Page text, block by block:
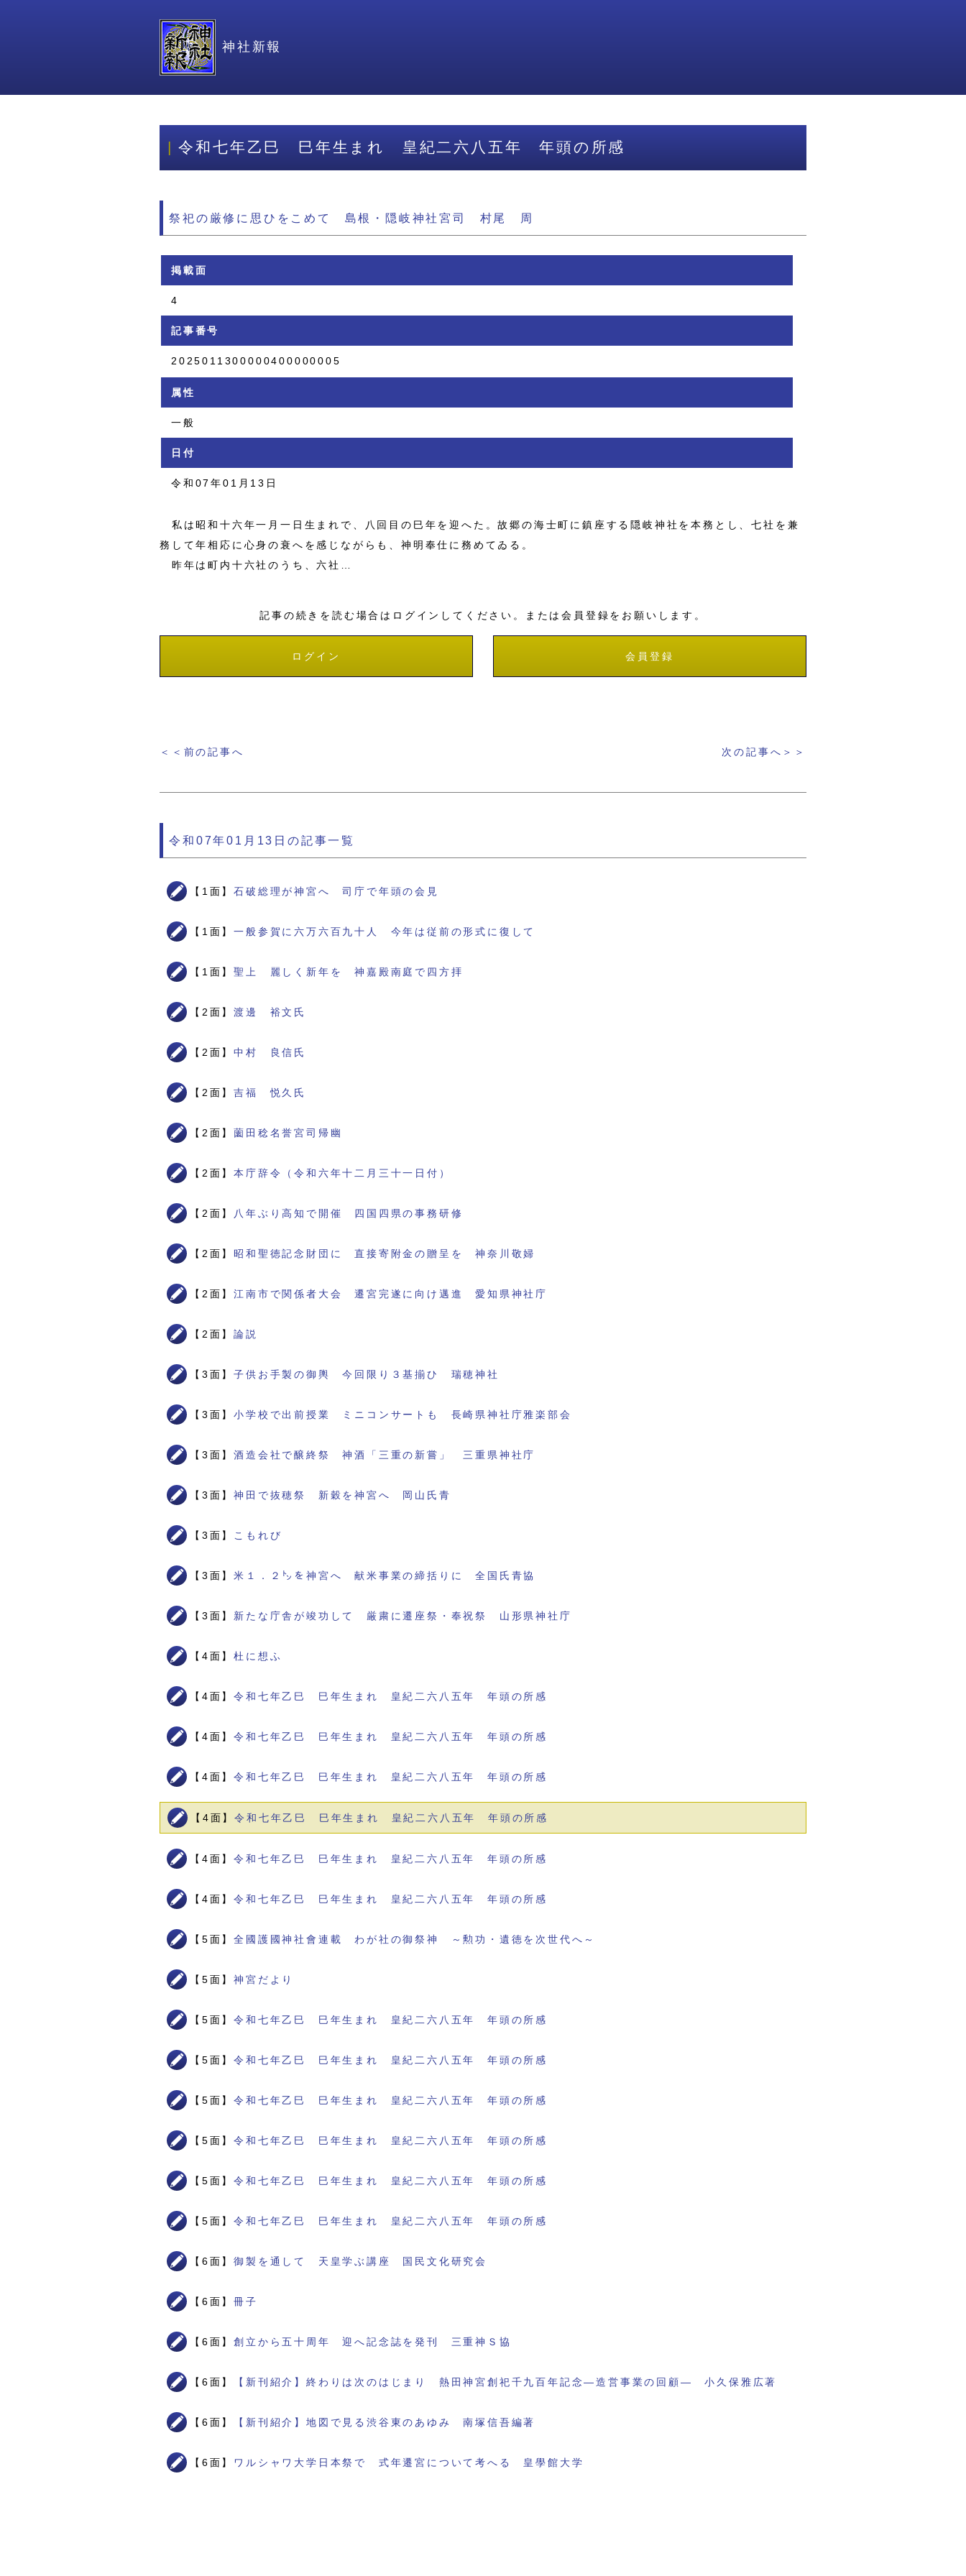
神社新報
令和七年乙巳 巳年生まれ 皇紀二六八五年 年頭の所感
祭祀の厳修に思ひをこめて 島根・隠岐神社宮司 村尾 周
掲載面
4
記事番号
2025011300000400000005
属性
一般
日付
令和07年01月13日
私は昭和十六年一月一日生まれで、八回目の巳年を迎へた。故郷の海士町に鎮座する隠岐神社を本務とし、七社を兼
務して年相応に心身の衰へを感じながらも、神明奉仕に務めてゐる。
昨年は町内十六社のうち、六社…
記事の続きを読む場合はログインしてください。または会員登録をお願いします。
ログイン 会員登録
＜＜前の記事へ 次の記事へ＞＞
令和07年01月13日の記事一覧
【1面】石破総理が神宮へ 司庁で年頭の会見
【1面】一般参賀に六万六百九十人 今年は従前の形式に復して
【1面】聖上 麗しく新年を 神嘉殿南庭で四方拝
【2面】渡邊 裕文氏
【2面】中村 良信氏
【2面】吉福 悦久氏
【2面】薗田稔名誉宮司帰幽
【2面】本庁辞令（令和六年十二月三十一日付）
【2面】 八年ぶり高知で開催 四国四県の事務研修
【2面】 昭和聖徳記念財団に 直接寄附金の贈呈を 神奈川敬婦
【2面】江南市で関係者大会 遷宮完遂に向け邁進 愛知県神社庁
【2面】論説
【3面】子供お手製の御輿 今回限り３基揃ひ 瑞穂神社
【3面】小学校で出前授業 ミニコンサートも 長崎県神社庁雅楽部会
【3面】酒造会社で醸終祭 神酒「三重の新嘗」 三重県神社庁
【3面】神田で抜穂祭 新穀を神宮へ 岡山氏青
【3面】 こもれび
【3面】米１．２㌧を神宮へ 献米事業の締括りに 全国氏青協
【3面】 新たな庁舎が竣功して 厳粛に遷座祭・奉祝祭 山形県神社庁
【4面】杜に想ふ
【4面】令和七年乙巳 巳年生まれ 皇紀二六八五年 年頭の所感
【4面】令和七年乙巳 巳年生まれ 皇紀二六八五年 年頭の所感
【4面】令和七年乙巳 巳年生まれ 皇紀二六八五年 年頭の所感
【4面】令和七年乙巳 巳年生まれ 皇紀二六八五年 年頭の所感
【4面】令和七年乙巳 巳年生まれ 皇紀二六八五年 年頭の所感
【4面】令和七年乙巳 巳年生まれ 皇紀二六八五年 年頭の所感
【5面】全國護國神社會連載 わが社の御祭神 ～勲功・遺徳を次世代へ～
【5面】神宮だより
【5面】令和七年乙巳 巳年生まれ 皇紀二六八五年 年頭の所感
【5面】令和七年乙巳 巳年生まれ 皇紀二六八五年 年頭の所感
【5面】令和七年乙巳 巳年生まれ 皇紀二六八五年 年頭の所感
【5面】令和七年乙巳 巳年生まれ 皇紀二六八五年 年頭の所感
【5面】令和七年乙巳 巳年生まれ 皇紀二六八五年 年頭の所感
【5面】令和七年乙巳 巳年生まれ 皇紀二六八五年 年頭の所感
【6面】御製を通して 天皇学ぶ講座 国民文化研究会
【6面】冊子
【6面】創立から五十周年 迎へ記念誌を発刊 三重神Ｓ協
【6面】 【新刊紹介】終わりは次のはじまり 熱田神宮創祀千九百年記念―造営事業の回顧― 小久保雅広著
【6面】 【新刊紹介】地図で見る渋谷東のあゆみ 南塚信吾編著
【6面】 ワルシャワ大学日本祭で 式年遷宮について考へる 皇學館大学